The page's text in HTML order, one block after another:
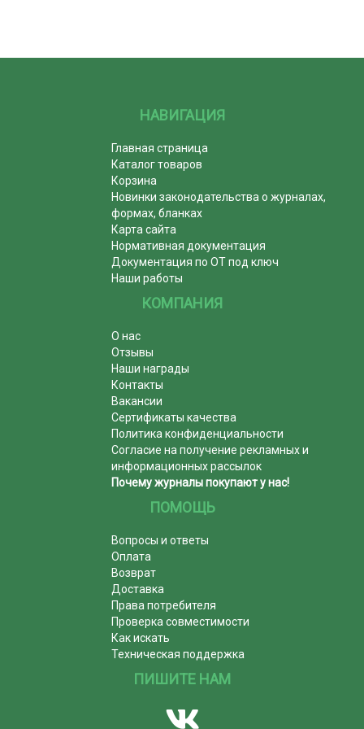
НАВИГАЦИЯ
Главная страница
Каталог товаров
Корзина
Новинки законодательства о журналах,
формах, бланках
Карта сайта
Нормативная документация
Документация по ОТ под ключ
Наши работы
КОМПАНИЯ
О нас
Отзывы
Наши награды
Контакты
Вакансии
Сертификаты качества
Политика конфиденциальности
Согласие на получение рекламных и
информационных рассылок
Почему журналы покупают у нас!
ПОМОЩЬ
Вопросы и ответы
Оплата
Возврат
Доставка
Права потребителя
Проверка совместимости
Как искать
Техническая поддержка
ПИШИТЕ НАМ